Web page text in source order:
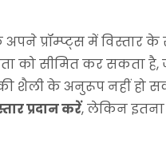
अपने प्रॉम्प्ट्स में
को सीमित कर सकता
शैली के अनुरूप नहीं हो
प्रदान करें, लेकिन इतना